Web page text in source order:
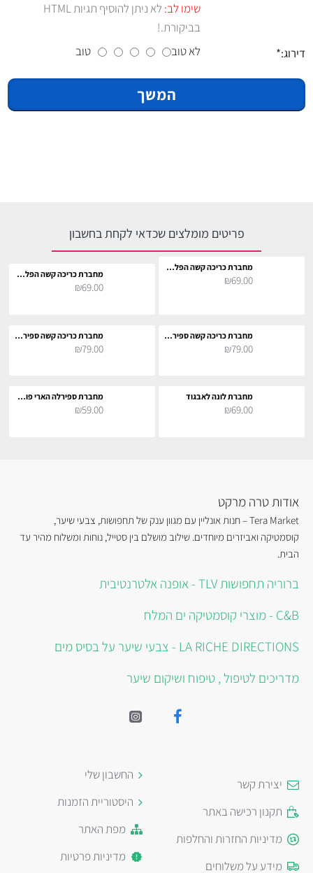
שימו לב:
לא ניתן להוסיף תגיות HTML
בביקורת.!
דירוג:
לא טוב טוב
המשך
פריטים מומלצים שכדאי לקחת בחשבון
מחברת כריכה קשה הפלפאף
₪69.00 מחברת כריכה קשה הפלפאף
₪69.00
מחברת כריכה קשה ספירלה הארי פוטר והאסיר מאזקבאן 3D
₪79.00
מחברת כריכה קשה ספירלה הארי פוטר והאסיר מאזקבאן 3D
₪79.00
מחברת לונה לאבגוד
₪69.00
מחברת ספירלה הארי פוטר - Trouble Usually Finds Me
₪59.00
אודות טרה מרקט
Tera Market – חנות אונליין עם מגוון ענק של תחפושות, צבעי שיער,
קוסמטיקה ואביזרים מיוחדים. שילוב מושלם בין סטייל, נוחות ומשלוח מהיר עד
הבית.
ברוריה תחפושות TLV - אופנה אלטרנטיבית
C&B - מוצרי קוסמטיקה ים המלח
LA RICHE DIRECTIONS - צבעי שיער על בסיס מים
מדריכים לטיפול , טיפוח ושיקום שיער
יצירת קשר
תקנון רכישה באתר
מדיניות החזרות והחלפות
מידע על משלוחים
החשבון שלי
היסטוריית הזמנות
מפת האתר
מדיניות פרטיות